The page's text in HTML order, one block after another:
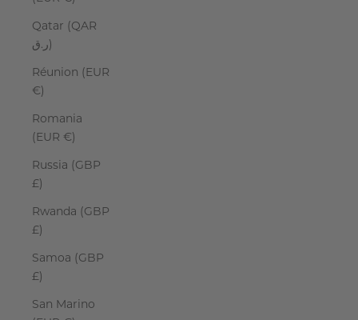
Qatar (QAR
ر.ق)
Réunion (EUR
€)
Romania
(EUR €)
Russia (GBP
£)
Rwanda (GBP
£)
Samoa (GBP
£)
San Marino